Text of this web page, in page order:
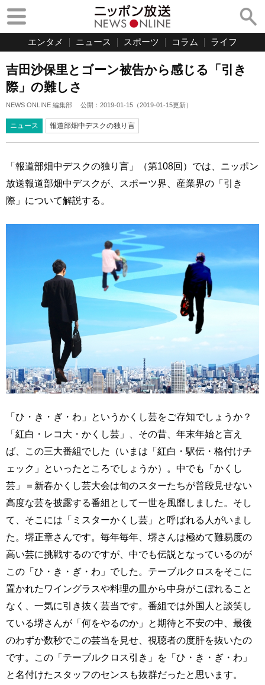
エンタメ ニュース スポーツ コラム ライフ
吉田沙保里とゴーン被告から感じる「引き
際」の難しさ
NEWS ONLINE 編集部 公開： 2019-01-15 （2019-01-15更新）
ニュース 報道部畑中デスクの独り言
「報道部畑中デスクの独り言」（第108回）では、ニッポン
放送報道部畑中デスクが、スポーツ界、産業界の「引き
際」について解説する。
「ひ・き・ぎ・わ」というかくし芸をご存知でしょうか？
「紅白・レコ大・かくし芸」、その昔、年末年始と言え
ば、この三大番組でした（いまは「紅白・駅伝・格付けチ
ェック」といったところでしょうか）。中でも「かくし
芸」＝新春かくし芸大会は旬のスターたちが普段見せない
高度な芸を披露する番組として一世を風靡しました。そし
て、そこには「ミスターかくし芸」と呼ばれる人がいまし
た。堺正章さんです。毎年毎年、堺さんは極めて難易度の
高い芸に挑戦するのですが、中でも伝説となっているのが
この「ひ・き・ぎ・わ」でした。テーブルクロスをそこに
置かれたワイングラスや料理の皿から中身がこぼれること
なく、一気に引き抜く芸当です。番組では外国人と談笑し
ている堺さんが「何をやるのか」と期待と不安の中、最後
のわずか数秒でこの芸当を見せ、視聴者の度肝を抜いたの
です。この「テーブルクロス引き」を「ひ・き・ぎ・わ」
と名付けたスタッフのセンスも抜群だったと思います。